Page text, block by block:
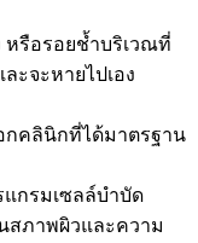
หรือรอยช้ำบริเวณที่
ะจะหายไปเอง
กคลินิกที่ได้มาตรฐาน
กรมเซลล์บำบัด
สภาพผิวและความ